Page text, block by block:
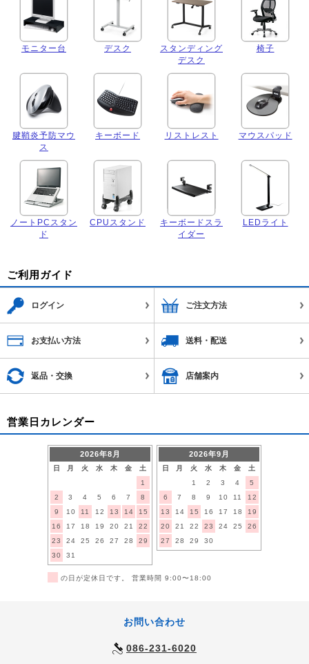
モニター台 デスク
スタンディング
デスク
椅子
腱鞘炎予防マウ
ス
キーボード リストレスト マウスパッド
ノートPCスタン
ド
CPUスタンド
キーボードスラ
イダー
LEDライト
ご利用ガイド
ログイン ご注文方法
お支払い方法 送料・配送
返品・交換 店舗案内
営業日カレンダー
2026年8月
日 月 火 水 木 金
土
1
2
3 4 5 6 7
8
9
10 11 12 13 14
15
16
17 18 19 20 21
22
23
24 25 26 27 28
29
30
31
2026年9月
日 月 火 水 木 金
土
1
2 3 4
5
6
7 8 9 10 11
12
13
14 15 16 17 18
19
20
21 22 23 24 25
26
27
28 29 30
の日が定休日です。 営業時間 9:00〜18:00
お問い合わせ
086-231-6020